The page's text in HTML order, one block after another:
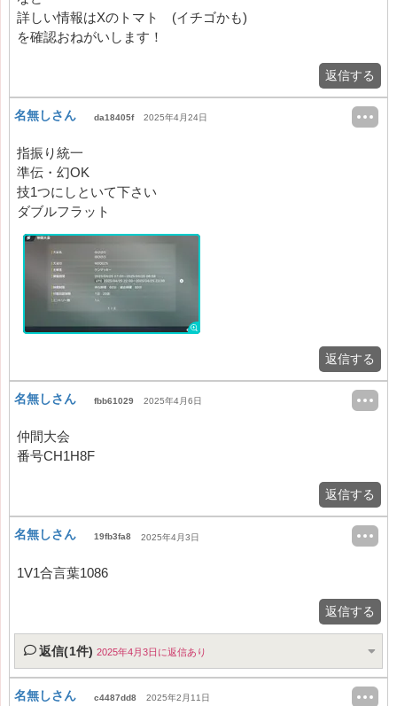
詳しい情報はXのトマト (イチゴかも)
を確認おねがいします！
返信する
名無しさん da18405f 2025年4月24日
指振り統一
準伝・幻OK
技1つにしといて下さい
ダブルフラット
返信する
名無しさん fbb61029 2025年4月6日
仲間大会
番号CH1H8F
返信する
名無しさん 19fb3fa8 2025年4月3日
1V1合言葉1086
返信する
返信(1件) 2025年4月3日に返信あり
名無しさん c4487dd8 2025年2月11日